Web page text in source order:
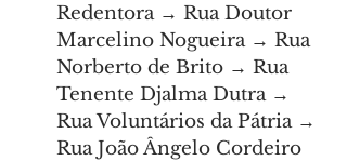
Redentora → Rua Doutor
Marcelino Nogueira → Rua
Norberto de Brito → Rua
Tenente Djalma Dutra →
Rua Voluntários da Pátria →
Rua João Ângelo Cordeiro